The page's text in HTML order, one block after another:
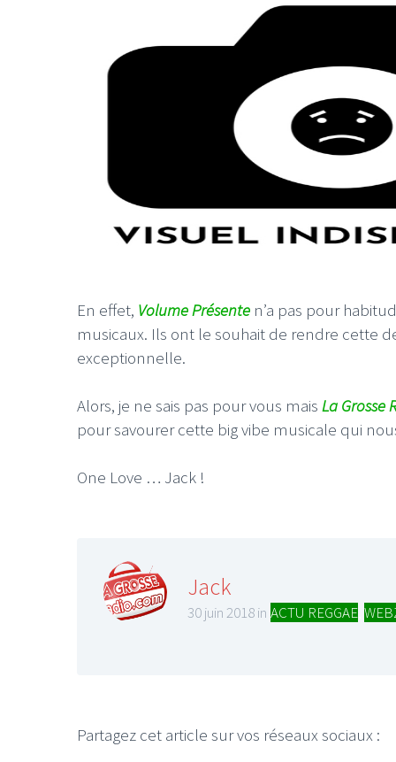
En effet, Volume Présente n’a pas pour
musicaux. Ils ont le souhait de rendre cette
exceptionnelle.
Alors, je ne sais pas pour vous mais La Grosse
pour savourer cette big vibe musicale qui
One Love … Jack !
Jack
30 juin 2018 in ACTU REGGAE
Partagez cet article sur vos réseaux sociaux :
LE GROS RIFFIFI
LE